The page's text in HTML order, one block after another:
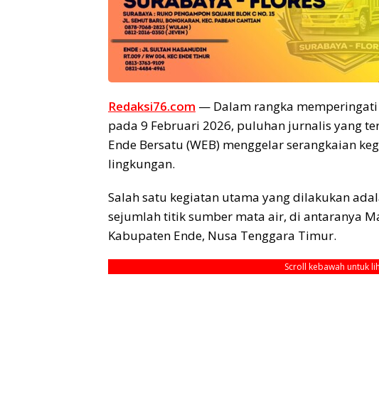
Redaksi76.com — Dalam rangka memperingati
pada 9 Februari 2026, puluhan jurnalis yang
Ende Bersatu (WEB) menggelar serangkaian
lingkungan.
Salah satu kegiatan utama yang dilakukan
sejumlah titik sumber mata air, di antaranya
Kabupaten Ende, Nusa Tenggara Timur.
Scroll kebawah untuk